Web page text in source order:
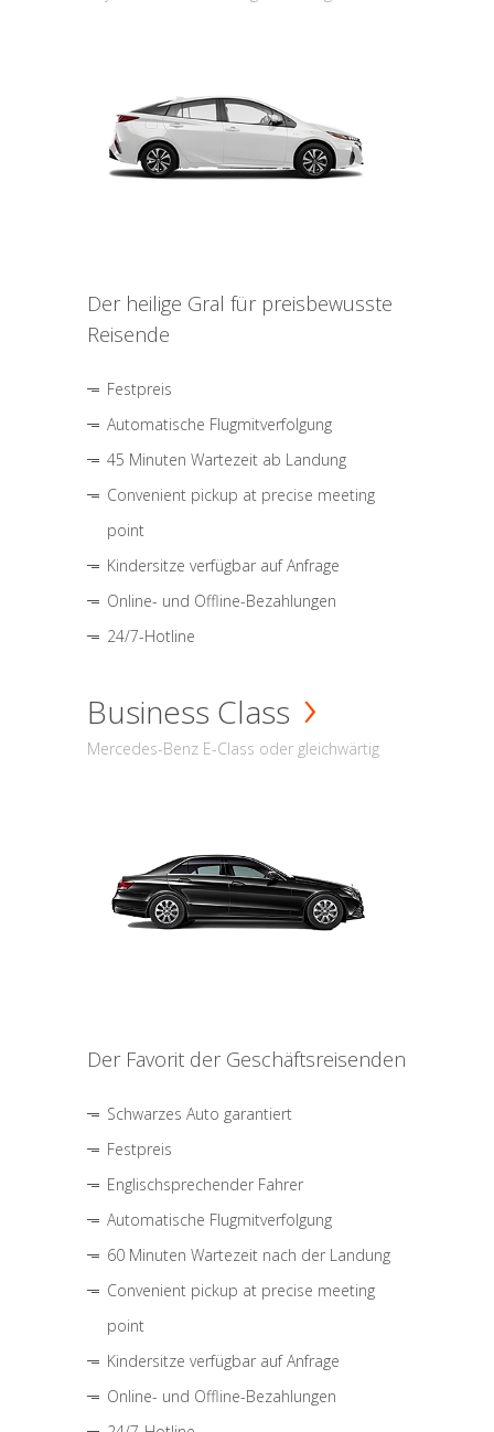
Der heilige Gral für preisbewusste
Reisende
Festpreis
Automatische Flugmitverfolgung
45 Minuten Wartezeit ab Landung
Convenient pickup at precise meeting
point
Kindersitze verfügbar auf Anfrage
Online- und Offline-Bezahlungen
24/7-Hotline
Business Class
Mercedes-Benz E-Class oder gleichwärtig
Der Favorit der Geschäftsreisenden
Schwarzes Auto garantiert
Festpreis
Englischsprechender Fahrer
Automatische Flugmitverfolgung
60 Minuten Wartezeit nach der Landung
Convenient pickup at precise meeting
point
Kindersitze verfügbar auf Anfrage
Online- und Offline-Bezahlungen